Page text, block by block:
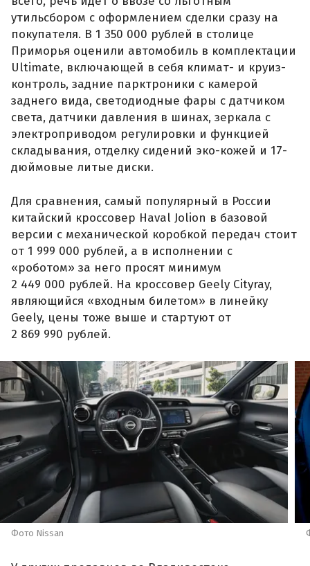
утильсбором с оформлением сделки сразу на
покупателя. В 1 350 000 рублей в столице
Приморья оценили автомобиль в комплектации
Ultimate, включающей в себя климат- и круиз-
контроль, задние парктроники с камерой
заднего вида, светодиодные фары с датчиком
света, датчики давления в шинах, зеркала с
электроприводом регулировки и функцией
складывания, отделку сидений эко-кожей и 17-
дюймовые литые диски.
Для сравнения, самый популярный в России
китайский кроссовер Haval Jolion в базовой
версии с механической коробкой передач стоит
от 1 999 000 рублей, а в исполнении с
«роботом» за него просят минимум
2 449 000 рублей. На кроссовер Geely Cityray,
являющийся «входным билетом» в линейку
Geely, цены тоже выше и стартуют от
2 869 990 рублей.
Фото Nissan